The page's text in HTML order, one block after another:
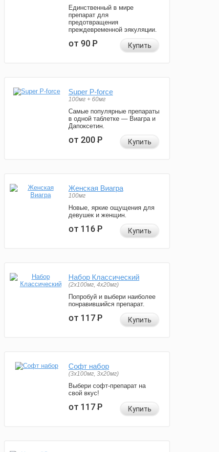
Единственный в мире
препарат для
предотвращения
преждевременной эякуляции.
от 90Р Купить
Super P-force
100мг + 60мг
Самые популярные препараты
в одной таблетке — Виагра и
Дапоксетин.
от 200Р Купить
Женская Виагра
100мг
Новые, яркие ощущения для
девушек и женщин.
от 116Р Купить
Набор Классический
(2x100мг, 4x20мг)
Попробуй и выбери наиболее
понравившийся препарат.
от 117Р Купить
Софт набор
(3x100мг, 3x20мг)
Выбери софт-препарат на
свой вкус!
от 117Р Купить